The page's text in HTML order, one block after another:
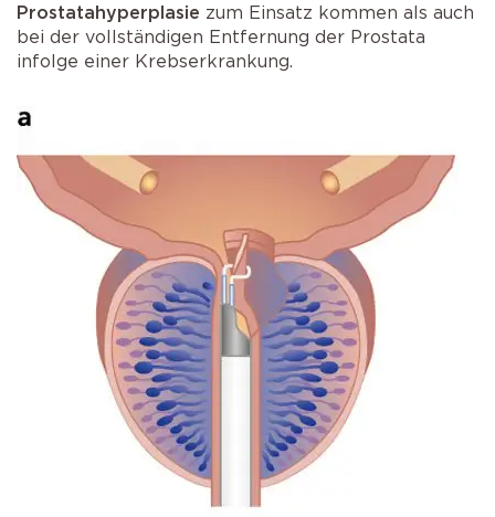
Prostatahyperplasie zum Einsatz kommen als auch
bei der vollständigen Entfernung der Prostata
infolge einer Krebserkrankung.